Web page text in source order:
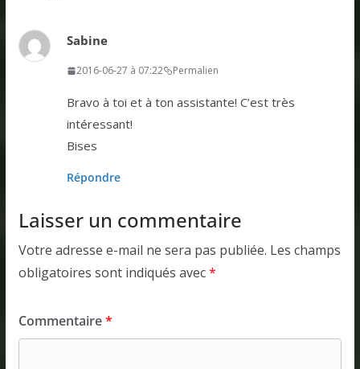
Sabine
2016-06-27 à 07:22 Permalien
Bravo à toi et à ton assistante! C’est très
intéressant!
Bises
Répondre
Laisser un commentaire
Votre adresse e-mail ne sera pas publiée. Les champs
obligatoires sont indiqués avec*
Commentaire*